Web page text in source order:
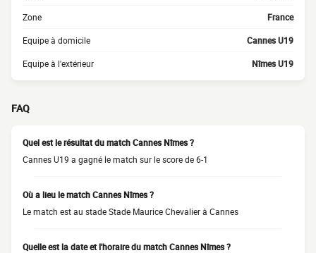
Zone France
Equipe à domicile Cannes U19
Equipe à l'extérieur Nîmes U19
FAQ
Quel est le résultat du match Cannes Nîmes ?
Cannes U19 a gagné le match sur le score de 6-1
Où a lieu le match Cannes Nîmes ?
Le match est au stade Stade Maurice Chevalier à Cannes
Quelle est la date et l'horaire du match Cannes Nîmes ?